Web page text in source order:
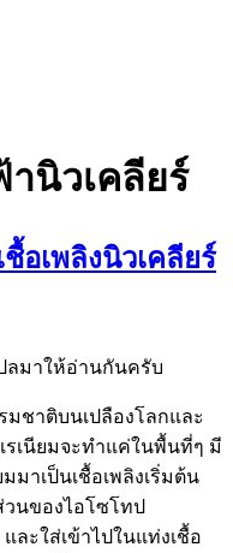
านิวเคลียร์
อเพลิงนิวเคลียร์
ลมาให้อ่านกันครับ
มชาติบนเปลืองโลกและ
รเนียมจะทำแค่ในพื้นที่ๆ มี
มาเป็นเชื้อเพลิงเริ่มต้น
นของไอโซโทป
ละใส่เข้าไปในแท่งเชื้อ